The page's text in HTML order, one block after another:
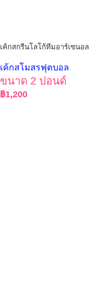
เค้กสกรีนโลโก้ทีมอาร์เซนอล
เค้กสโมสรฟุตบอล
ขนาด 2 ปอนด์
฿1,200